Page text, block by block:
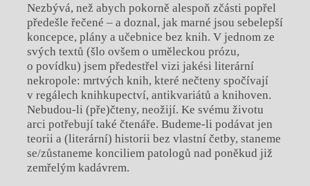
Nezbývá, než abych pokorně alespoň zčásti popřel
předešle řečené – a doznal, jak marné jsou sebelepší
koncepce, plány a učebnice bez knih. V jednom ze
svých textů (šlo ovšem o uměleckou prózu,
o povídku) jsem předestřel vizi jakési literární
nekropole: mrtvých knih, které nečteny spočívají
v regálech knihkupectví, antikvariátů a knihoven.
Nebudou-li (pře)čteny, neožijí. Ke svému životu
arci potřebují také čtenáře. Budeme-li podávat jen
teorii a (literární) historii bez vlastní četby, staneme
se/zůstaneme konciliem patologů nad poněkud již
zemřelým kadávrem.